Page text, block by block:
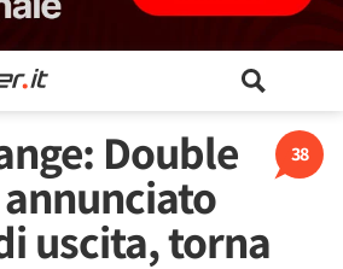
38
Double
uscita, torna